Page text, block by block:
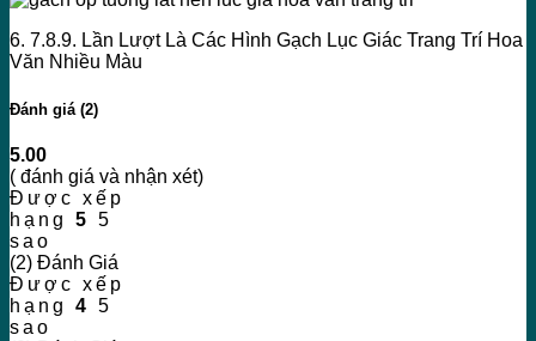
6. 7.8.9. Lần Lượt Là Các Hình Gạch Lục Giác Trang Trí Hoa
Văn Nhiều Màu
Đánh giá (2)
5.00
( đánh giá và nhận xét)
Được xếp
hạng 5 5
sao
(2) Đánh Giá
Được xếp
hạng 4 5
sao